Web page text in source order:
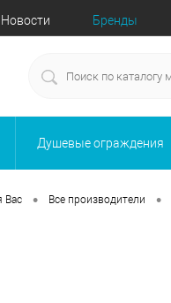
Новости Бренды
Душевые ограждения
Вас • Все производители •